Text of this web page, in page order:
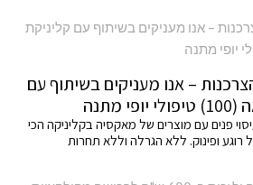
– אנו מעניקים בשיתוף עם
פנים עם מוצרים של מאקסיה בקליניקה הכי